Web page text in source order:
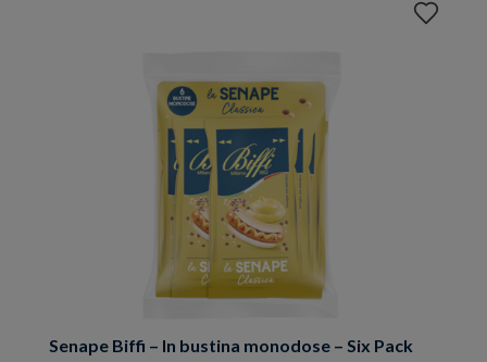
Senape Biffi – In bustina monodose – Six Pack
Aggiungi